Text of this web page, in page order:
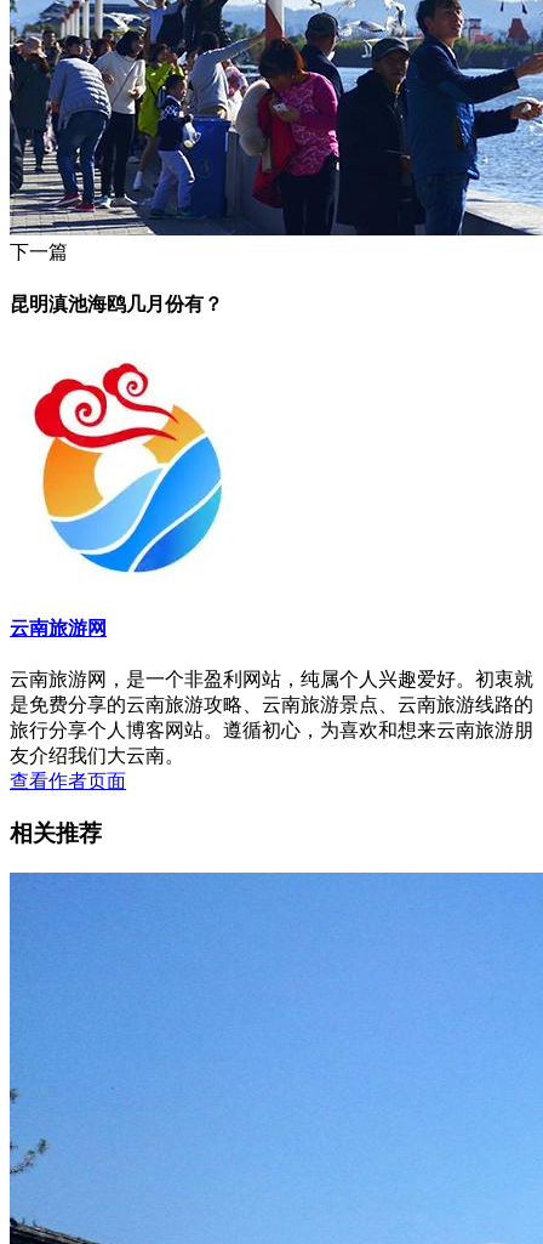
下一篇
昆明滇池海鸥几月份有？
云南旅游网
云南旅游网，是一个非盈利网站，纯属个人兴趣爱好。初衷就
是免费分享的云南旅游攻略、云南旅游景点、云南旅游线路的
旅行分享个人博客网站。遵循初心，为喜欢和想来云南旅游朋
友介绍我们大云南。
查看作者页面
相关推荐